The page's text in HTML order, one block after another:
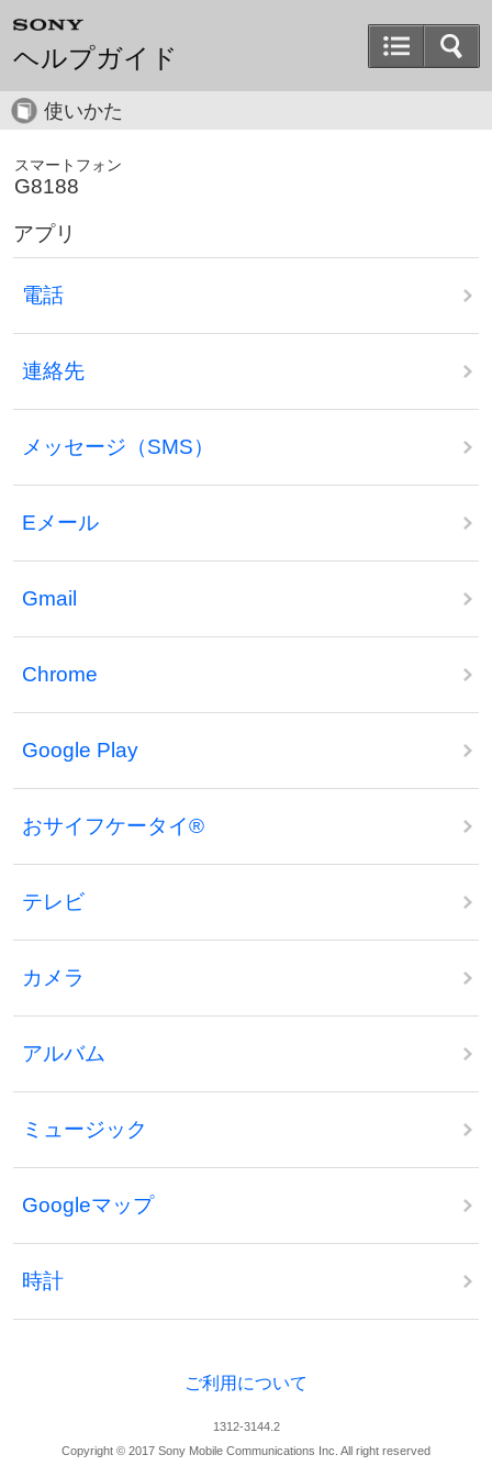
ヘルプガイド
使いかた
スマートフォン
G8188
アプリ
電話
連絡先
メッセージ（SMS）
Eメール
Gmail
Chrome
Google Play
おサイフケータイ®
テレビ
カメラ
アルバム
ミュージック
Googleマップ
時計
ご利用について
1312-3144.2
Copyright © 2017 Sony Mobile Communications Inc. All right reserved